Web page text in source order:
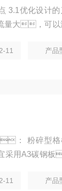
3.1优化设
大，可以
11 产品
： 粉碎型
采用A3碳钢
完整的系统
11 产品型